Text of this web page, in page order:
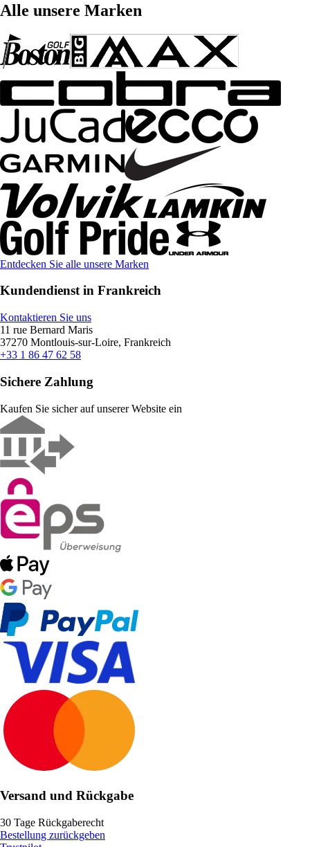
Alle unsere Marken
Entdecken Sie alle unsere Marken
Kundendienst in Frankreich
Kontaktieren Sie uns
11 rue Bernard Maris
37270 Montlouis-sur-Loire, Frankreich
+33 1 86 47 62 58
Sichere Zahlung
Kaufen Sie sicher auf unserer Website ein
Versand und Rückgabe
30 Tage Rückgaberecht
Bestellung zurückgeben